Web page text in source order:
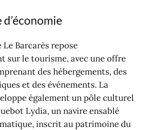
Le Barcarès repose
sur le tourisme, avec une offre
des hébergements, des
et des événements. La
également un pôle culturel
Lydia, un navire ensablé
inscrit au patrimoine du